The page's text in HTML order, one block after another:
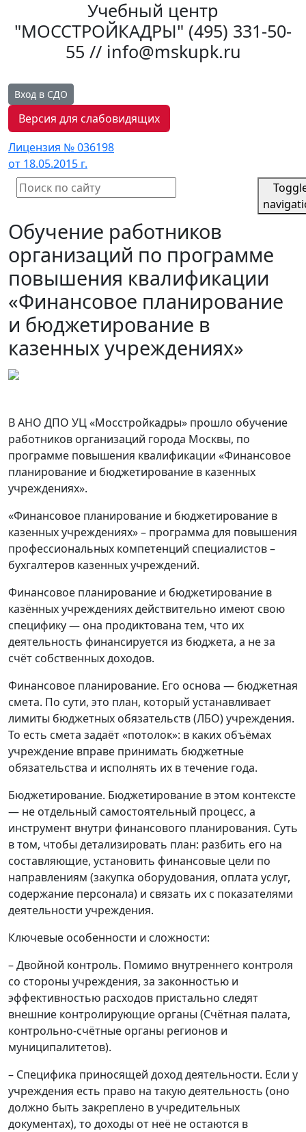
Учебный центр
"МОССТРОЙКАДРЫ" (495) 331-50-
55 // info@mskupk.ru
Вход в СДО
Версия для слабовидящих
Лицензия № 036198
от 18.05.2015 г.
Обучение работников
организаций по программе
повышения квалификации
«Финансовое планирование
и бюджетирование в
казенных учреждениях»
В АНО ДПО УЦ «Мосстройкадры» прошло обучение
работников организаций города Москвы, по
программе повышения квалификации «Финансовое
планирование и бюджетирование в казенных
учреждениях».
«Финансовое планирование и бюджетирование в
казенных учреждениях» – программа для повышения
профессиональных компетенций специалистов –
бухгалтеров казенных учреждений.
Финансовое планирование и бюджетирование в
казённых учреждениях действительно имеют свою
специфику — она продиктована тем, что их
деятельность финансируется из бюджета, а не за
счёт собственных доходов.
Финансовое планирование. Его основа — бюджетная
смета. По сути, это план, который устанавливает
лимиты бюджетных обязательств (ЛБО) учреждения.
То есть смета задаёт «потолок»: в каких объёмах
учреждение вправе принимать бюджетные
обязательства и исполнять их в течение года.
Бюджетирование. Бюджетирование в этом контексте
— не отдельный самостоятельный процесс, а
инструмент внутри финансового планирования. Суть
в том, чтобы детализировать план: разбить его на
составляющие, установить финансовые цели по
направлениям (закупка оборудования, оплата услуг,
содержание персонала) и связать их с показателями
деятельности учреждения.
Ключевые особенности и сложности:
– Двойной контроль. Помимо внутреннего контроля
со стороны учреждения, за законностью и
эффективностью расходов пристально следят
внешние контролирующие органы (Счётная палата,
контрольно-счётные органы регионов и
муниципалитетов).
– Специфика приносящей доход деятельности. Если у
учреждения есть право на такую деятельность (оно
должно быть закреплено в учредительных
документах), то доходы от неё не остаются в